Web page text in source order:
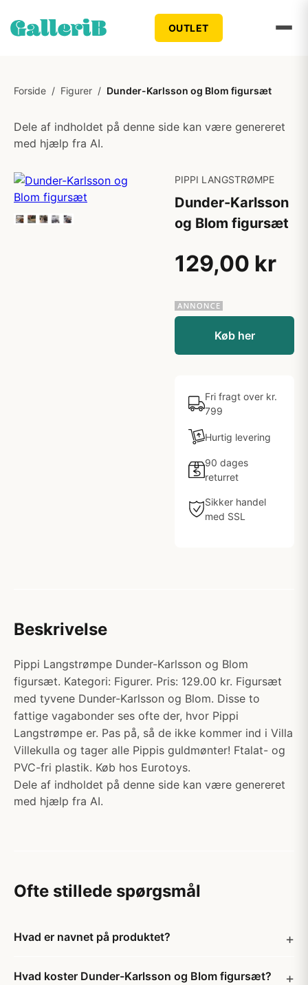
OUTLET
Forside / Figurer / Dunder-Karlsson og Blom figursæt
Dele af indholdet på denne side kan være genereret
med hjælp fra AI.
PIPPI LANGSTRØMPE
Dunder-Karlsson
og Blom figursæt
129,00 kr
Køb her
Fri fragt over kr.
799
Hurtig levering
90 dages
returret
Sikker handel
med SSL
Beskrivelse
Pippi Langstrømpe Dunder-Karlsson og Blom
figursæt. Kategori: Figurer. Pris: 129.00 kr. Figursæt
med tyvene Dunder-Karlsson og Blom. Disse to
fattige vagabonder ses ofte der, hvor Pippi
Langstrømpe er. Pas på, så de ikke kommer ind i Villa
Villekulla og tager alle Pippis guldmønter! Ftalat- og
PVC-fri plastik. Køb hos Eurotoys.
Dele af indholdet på denne side kan være genereret
med hjælp fra AI.
Ofte stillede spørgsmål
Hvad er navnet på produktet?
Hvad koster Dunder-Karlsson og Blom figursæt?